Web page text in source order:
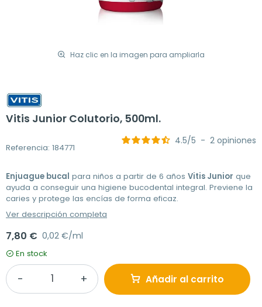
Haz clic en la imagen para ampliarla
Vitis Junior Colutorio, 500ml.
Referencia: 184771
4.5/5 - 2 opiniones
Enjuague bucal para niños a partir de 6 años Vitis Junior que
ayuda a conseguir una higiene bucodental integral. Previene la
caries y protege las encías de forma eficaz.
Ver descripción completa
7,80 € 0,02 €/ml
En stock
Añadir al carrito